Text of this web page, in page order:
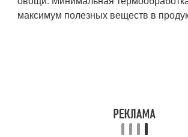
максимум полезных веществ в